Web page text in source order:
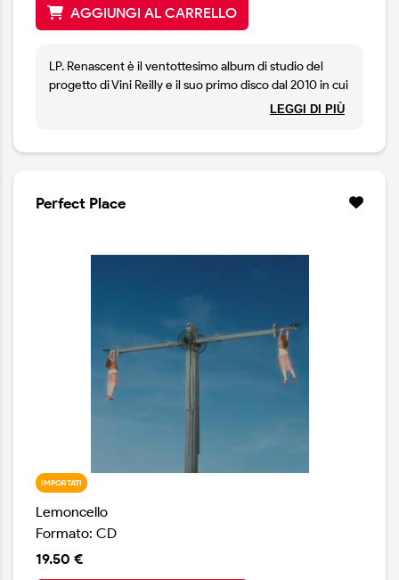
AGGIUNGI AL CARRELLO
LP. Renascent è il ventottesimo album di studio del
progetto di Vini Reilly e il suo primo disco dal 2010 in cui
uscì "A Pean to Wilson". Il suono del nuovo album
caldi e avvolgenti. Una musica acquerello, fatta di
vinile verde bottiglia trasparente.
LEGGI DI PIÙ
Perfect Place
IMPORTATI
Lemoncello
Formato: CD
19.50 €